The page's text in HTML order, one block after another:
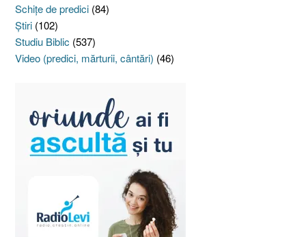
Schiţe de predici (84)
Ştiri (102)
Studiu Biblic (537)
Video (predici, mărturii, cântări) (46)